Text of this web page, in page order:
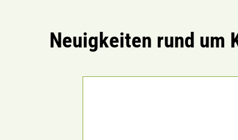
Neuigkeiten rund um